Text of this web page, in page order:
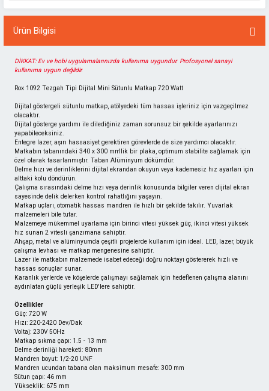
Ürün Bilgisi
DİKKAT: Ev ve hobi uygulamalarınızda kullanıma uygundur. Profosyonel sanayi
kullanıma uygun değildir.
Rox 1092 Tezgah Tipi Dijital Mini Sütunlu Matkap 720 Watt
Dijital göstergeli sütunlu matkap, atölyedeki tüm hassas işleriniz için vazgeçilmez
olacaktır.
Dijital gösterge yardımı ile dilediğiniz zaman sorunsuz bir şekilde ayarlarınızı
yapabileceksiniz.
Entegre lazer, aşırı hassasiyet gerektiren görevlerde de size yardımcı olacaktır.
Matkabın tabanındaki 340 x 300 mm'lik bir plaka, optimum stabilite sağlamak için
özel olarak tasarlanmıştır. Taban Alüminyum dökümdür.
Delme hızı ve derinliklerini dijital ekrandan okuyun veya kademesiz hız ayarları için
alttaki kolu döndürün.
Çalışma sırasındaki delme hızı veya derinlik konusunda bilgiler veren dijital ekran
sayesinde delik delerken kontrol rahatlığını yaşayın.
Matkap uçları, otomatik hassas mandren ile hızlı bir şekilde takılır. Yuvarlak
malzemeleri bile tutar.
Malzemeye mükemmel uyarlama için birinci vitesi yüksek güç, ikinci vitesi yüksek
hız sunan 2 vitesli şanzımana sahiptir.
Ahşap, metal ve alüminyumda çeşitli projelerde kullanım için ideal. LED, lazer, büyük
çalışma levhası ve matkap mengenesine sahiptir.
Lazer ile matkabın malzemede isabet edeceği doğru noktayı göstererek hızlı ve
hassas sonuçlar sunar.
Karanlık yerlerde ve köşelerde çalışmayı sağlamak için hedeflenen çalışma alanını
aydınlatan güçlü yerleşik LED'lere sahiptir.
Özellikler
Güç: 720 W
Hızı: 220-2420 Dev/Dak
Voltaj: 230V 50Hz
Matkap sıkma çapı: 1.5 - 13 mm
Delme derinliği hareketi: 80mm
Mandren boyut: 1/2-20 UNF
Mandren ucundan tabana olan maksimum mesafe: 300 mm
Sütun çapı: 46 mm
Yükseklik: 675 mm